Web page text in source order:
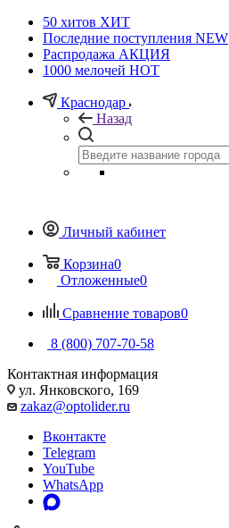
50 хитов ХИТ
Последние поступления NEW
Распродажа АКЦИЯ
1000 мелочей HOT
Краснодар
Назад
Личный кабинет
Корзина0
Отложенные0
Сравнение товаров0
8 (800) 707-70-58
Контактная информация
ул. Янковского, 169
zakaz@optolider.ru
Вконтакте
Telegram
YouTube
WhatsApp